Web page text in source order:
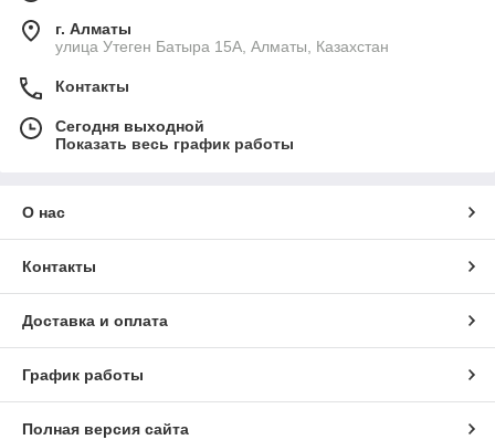
г. Алматы
улица Утеген Батыра 15А, Алматы, Казахстан
Контакты
Сегодня выходной
Показать весь график работы
О нас
Контакты
Доставка и оплата
График работы
Полная версия сайта